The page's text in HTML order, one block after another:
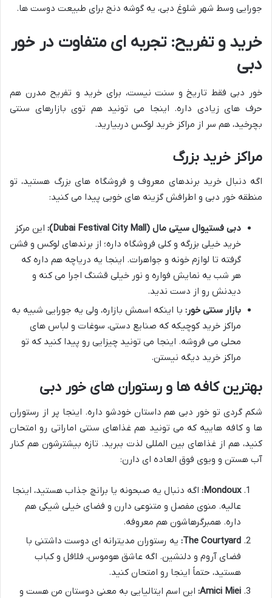
جورایی وسط شهر شلوغ دبی، یه گوشه دنج برای طبیعت دوست ها.
خرید و تفریح: تجربه ای متفاوت در خور
دبی
خور دبی فقط تاریخ و سنت نیست، برای خرید و تفریح مدرن هم
حرف های زیادی داره. اینجا می تونید هم توی بازارهای سنتی
بچرخید، هم سر از مراکز خرید لوکس دربیارید.
مراکز خرید بزرگ
اگه دنبال خرید برندهای معروف و فروشگاه های بزرگ هستید، تو
منطقه خور دبی و اطرافش گزینه های خوبی پیدا می کنید:
دبی فستیوال سیتی مال (Dubai Festival City Mall):
این مرکز
خرید خیلی بزرگه و کلی فروشگاه داره؛ از برندهای لوکس و فشن
گرفته تا لوازم خونه و جواهرات. اینجا یه دریاچه هم داره که
هر شب یه نمایش فواره و نور خیلی قشنگ اجرا می کنه و
دیدنش رو از دست ندید.
بازار سنتی خور: با اینکه اسمش بازاره، ولی یه جورایی شبیه به
مراکز خرید کوچیکه که صنایع دستی، سوغات و لباس های
محلی می فروشه. اینجا می تونید چیزایی رو پیدا کنید که تو
مراکز خرید دیگه نیستن.
بهترین کافه ها و رستوران های خور دبی
شکم گردی تو خور دبی هم داستان خودشو داره. اینجا پر از رستوران
ها و کافه هاییه که می تونید هم غذاهای سنتی اماراتی رو امتحان
کنید، هم از غذاهای بین المللی لذت ببرید. تازه بیشترشون هم کنار
آب هستن و ویوی فوق العاده ای دارن:
Mondoux: اگه دنبال یه صبحونه یا برانچ جذاب هستید، اینجا
عالیه. منوی مفصل و متنوعی دارن و فضای خیلی شیکی هم
داره. همبرگرهاشون هم معروفه.
The Courtyard: یه رستوران مدیترانه ای دوست داشتنی با
فضای آروم و دلنشین. اگه عاشق هوموس، فلافل و کباب
هستید، حتماً اینجا رو امتحان کنید.
Amici Miei: این اسم ایتالیایی به معنی دوستان من هست و